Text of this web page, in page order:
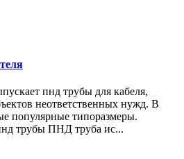
пнд трубы для кабеля,
неответственных нужд. В
популярные типоразмеры.
трубы ПНД труба ис...